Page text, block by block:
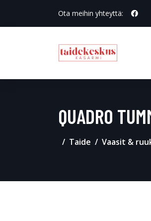
Ota meihin yhteyttä:
QUADRO
Taide Vaasit &